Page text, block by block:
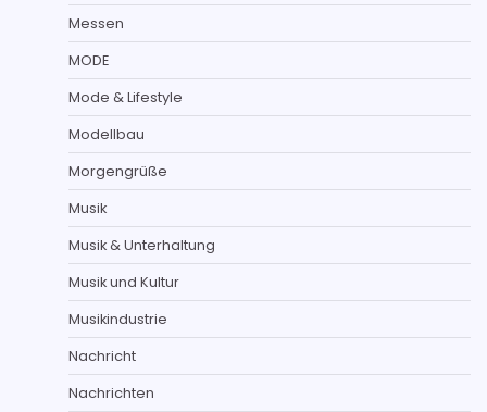
Messen
MODE
Mode & Lifestyle
Modellbau
Morgengrüße
Musik
Musik & Unterhaltung
Musik und Kultur
Musikindustrie
Nachricht
Nachrichten